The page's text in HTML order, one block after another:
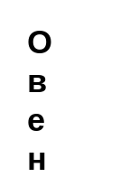
О
в
е
н